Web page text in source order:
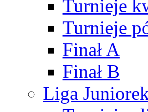
Turnieje
Turnieje
Finał A
Finał B
Liga